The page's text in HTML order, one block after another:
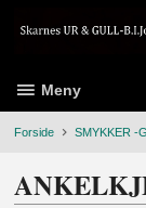
Meny
Forside SMYKKER -